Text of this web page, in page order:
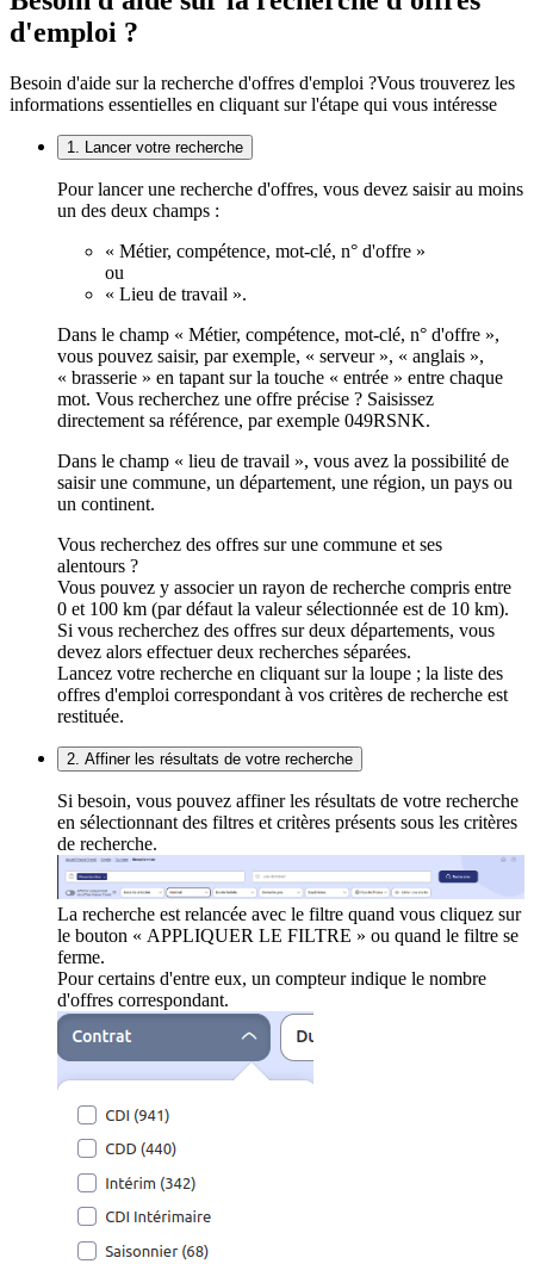
d'emploi ?
Besoin d'aide sur la recherche d'offres d'emploi ?Vous trouverez les
informations essentielles en cliquant sur l'étape qui vous intéresse
1. Lancer votre recherche
Pour lancer une recherche d'offres, vous devez saisir au moins
un des deux champs :
« Métier, compétence, mot-clé, n° d'offre »
ou
« Lieu de travail ».
Dans le champ « Métier, compétence, mot-clé, n° d'offre »,
vous pouvez saisir, par exemple, « serveur », « anglais »,
« brasserie » en tapant sur la touche « entrée » entre chaque
mot. Vous recherchez une offre précise ? Saisissez
directement sa référence, par exemple 049RSNK.
Dans le champ « lieu de travail », vous avez la possibilité de
saisir une commune, un département, une région, un pays ou
un continent.
Vous recherchez des offres sur une commune et ses
alentours ?
Vous pouvez y associer un rayon de recherche compris entre
0 et 100 km (par défaut la valeur sélectionnée est de 10 km).
Si vous recherchez des offres sur deux départements, vous
devez alors effectuer deux recherches séparées.
Lancez votre recherche en cliquant sur la loupe ; la liste des
offres d'emploi correspondant à vos critères de recherche est
restituée.
2. Affiner les résultats de votre recherche
Si besoin, vous pouvez affiner les résultats de votre recherche
en sélectionnant des filtres et critères présents sous les critères
de recherche.
La recherche est relancée avec le filtre quand vous cliquez sur
le bouton « APPLIQUER LE FILTRE » ou quand le filtre se
ferme.
Pour certains d'entre eux, un compteur indique le nombre
d'offres correspondant.